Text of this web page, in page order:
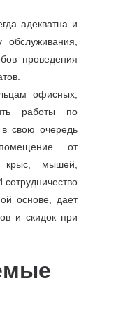
адекватна и
обслуживания,
проведения
офисных,
работы по
свою очередь
от
крыс, мышей,
основе, дает
и скидок при